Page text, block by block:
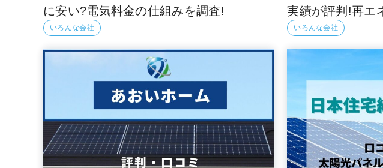
に安い?電気料金の仕組みを調査!
いろんな会社
実績が評判!再エ
いろんな会社